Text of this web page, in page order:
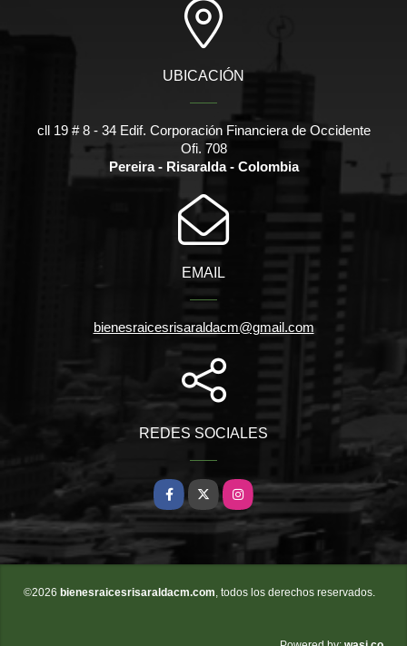
UBICACIÓN
cll 19 # 8 - 34 Edif. Corporación Financiera de Occidente
Ofi. 708
Pereira - Risaralda - Colombia
EMAIL
bienesraicesrisaraldacm@gmail.com
REDES SOCIALES
Facebook
X Instagram
©2026 bienesraicesrisaraldacm.com , todos los derechos reservados.